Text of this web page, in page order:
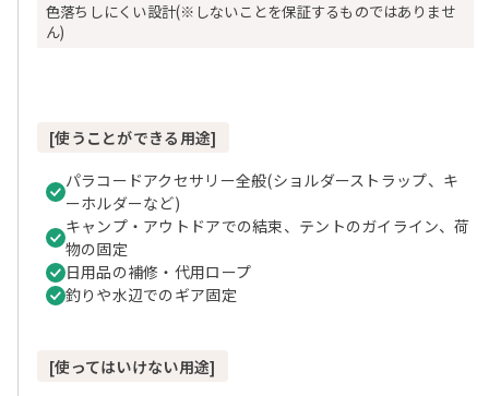
色落ちしにくい設計(※しないことを保証するものではありませ
ん)
[使うことができる用途]
パラコードアクセサリー全般(ショルダーストラップ、キ
ーホルダーなど)
キャンプ・アウトドアでの結束、テントのガイライン、荷
物の固定
日用品の補修・代用ロープ
釣りや水辺でのギア固定
[使ってはいけない用途]